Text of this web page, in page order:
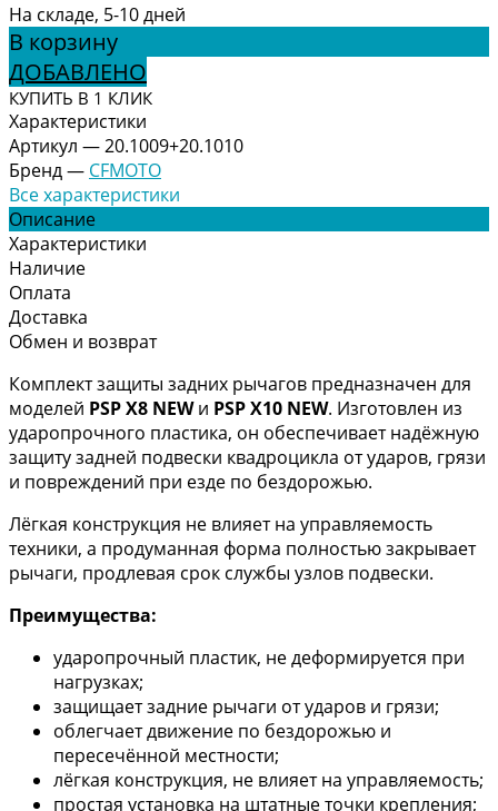
На складе, 5-10 дней
В корзину
ДОБАВЛЕНО
КУПИТЬ В 1 КЛИК
Характеристики
Артикул —20.1009+20.1010
Бренд— CFMOTO
Все характеристики
Описание
Характеристики
Наличие
Оплата
Доставка
Обмен и возврат
Комплект защиты задних рычагов предназначен для
моделей PSP X8 NEWи PSP X10 NEW. Изготовлен из
ударопрочного пластика, он обеспечивает надёжную
защиту задней подвески квадроцикла от ударов, грязи
и повреждений при езде по бездорожью.
Лёгкая конструкция не влияет на управляемость
техники, а продуманная форма полностью закрывает
рычаги, продлевая срок службы узлов подвески.
Преимущества:
ударопрочный пластик, не деформируется при
нагрузках;
защищает задние рычаги от ударов и грязи;
облегчает движение по бездорожью и
пересечённой местности;
лёгкая конструкция, не влияет на управляемость;
простая установка на штатные точки крепления;